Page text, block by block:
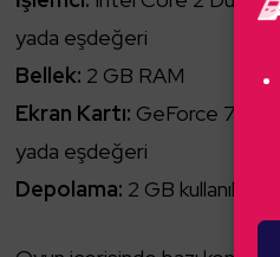
yada eşdeğeri
Bellek: 2 GB RAM
Ekran Kartı: GeForce 7600
yada eşdeğeri
Depolama: 2 GB kullanılabilir